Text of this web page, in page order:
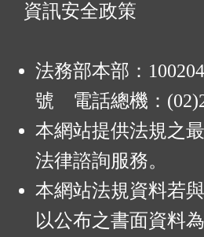
資訊安全政策
法務部本部：
號 電話總機：
本網站提供法規之
法律諮詢服務。
本網站法規資料若
以公布之書面資料為